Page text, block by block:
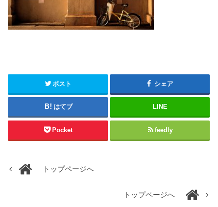
ポスト シェア
はてブ LINE
Pocket feedly
トップページへ
トップページへ